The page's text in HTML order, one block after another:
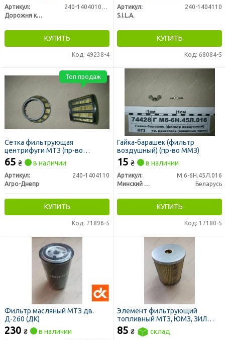
Артикул:
240-1404010А-01
Дорожня карта
КУПИТЬ
Код: 49238-4
Артикул:
240-1404110
S.I.L.A.
КУПИТЬ
Код: 68084-5
Сетка фильтрующая
центрифуги МТЗ (пр-во
Украина)
65 ₴ в наличии
Артикул:
240-1404110
Агро-Днепр
КУПИТЬ
Код: 71896-5
Топ продаж
Гайка-барашек (фильтр
воздушный) (пр-во ММЗ)
15 ₴ в наличии
Артикул:
М 6-6Н.45Л.016
Минский Моторный Завод
Беларусь
КУПИТЬ
Код: 17180-5
Фильтр масляный МТЗ дв.
Д-260 (ДК)
230 ₴ в наличии
Элемент фильтрующий
топливный МТЗ, ЮМЗ, ЗИЛ
5301 Т-40 тонкой очистки
метал. (Феникс, Украина)
85 ₴ склад